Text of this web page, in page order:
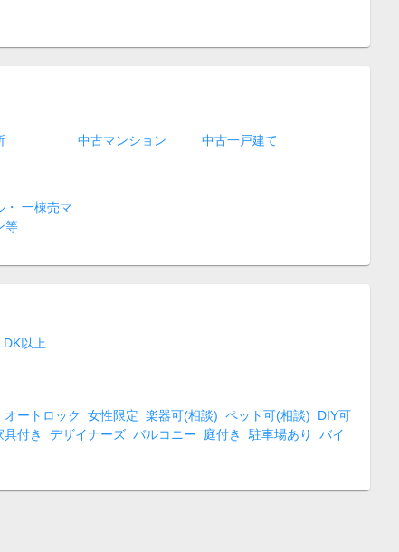
中古マンション 中古一戸建て
・ 一棟売マ
等
以上
オートロック 女性限定 楽器可(相談) ペット可(相談)
DIY可
具付き デザイナーズ バルコニー 庭付き 駐車場あり
バイ